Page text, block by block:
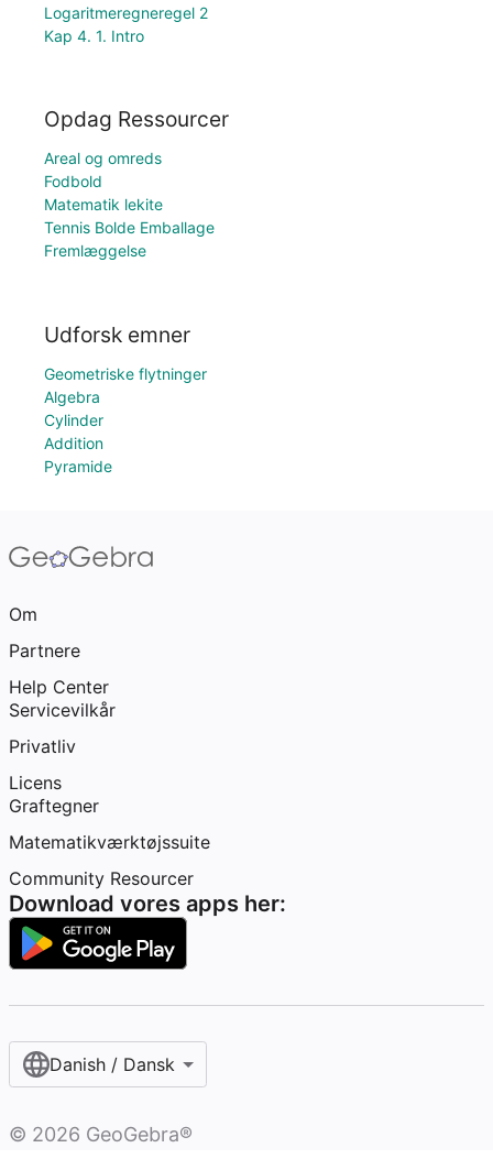
Logaritmeregneregel 2
Kap 4. 1. Intro
Opdag Ressourcer
Areal og omreds
Fodbold
Matematik lekite
Tennis Bolde Emballage
Fremlæggelse
Udforsk emner
Geometriske flytninger
Algebra
Cylinder
Addition
Pyramide
Om
Partnere
Help Center
Servicevilkår
Privatliv
Licens
Graftegner
Matematikværktøjssuite
Community Resourcer
Download vores apps her:
Danish / Dansk‎
© 2026 GeoGebra®